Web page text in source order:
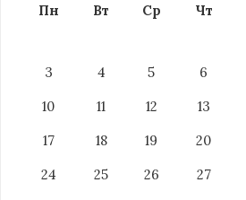
Пн Вт Ср Чт
3
4 5 6
10
11 12 13
17
18 19 20
24
25 26 27